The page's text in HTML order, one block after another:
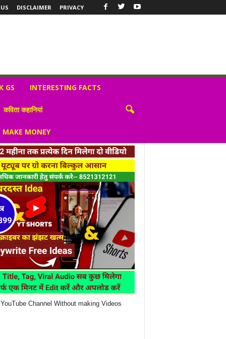
DISCLAIMER PRIVACY
GS INTERESTING FACTS
कविता कहानियां
MONEY
Channel Without making Videos